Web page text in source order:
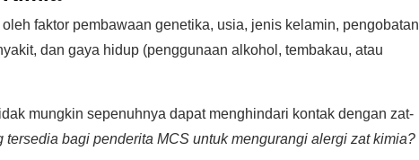
faktor pembawaan genetika, usia, jenis kelamin, pengobatan
dan gaya hidup (penggunaan alkohol, tembakau, atau
mungkin sepenuhnya dapat menghindari kontak dengan zat-
tersedia bagi penderita MCS untuk mengurangi alergi zat kimia?